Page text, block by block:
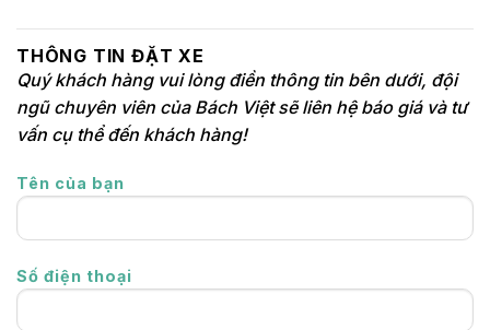
THÔNG TIN ĐẶT XE
Quý khách hàng vui lòng điền thông tin bên dưới, đội
ngũ chuyên viên của Bách Việt sẽ liên hệ báo giá và tư
vấn cụ thể đến khách hàng!
Tên của bạn
Số điện thoại